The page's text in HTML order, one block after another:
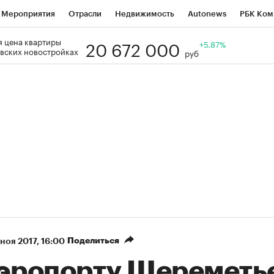
Мероприятия Отрасли Недвижимость Autonews РБК
Визионеры
цена квартиры
новостройках
20 672 000 руб
+5.87%
2017, 16:00 Поделиться